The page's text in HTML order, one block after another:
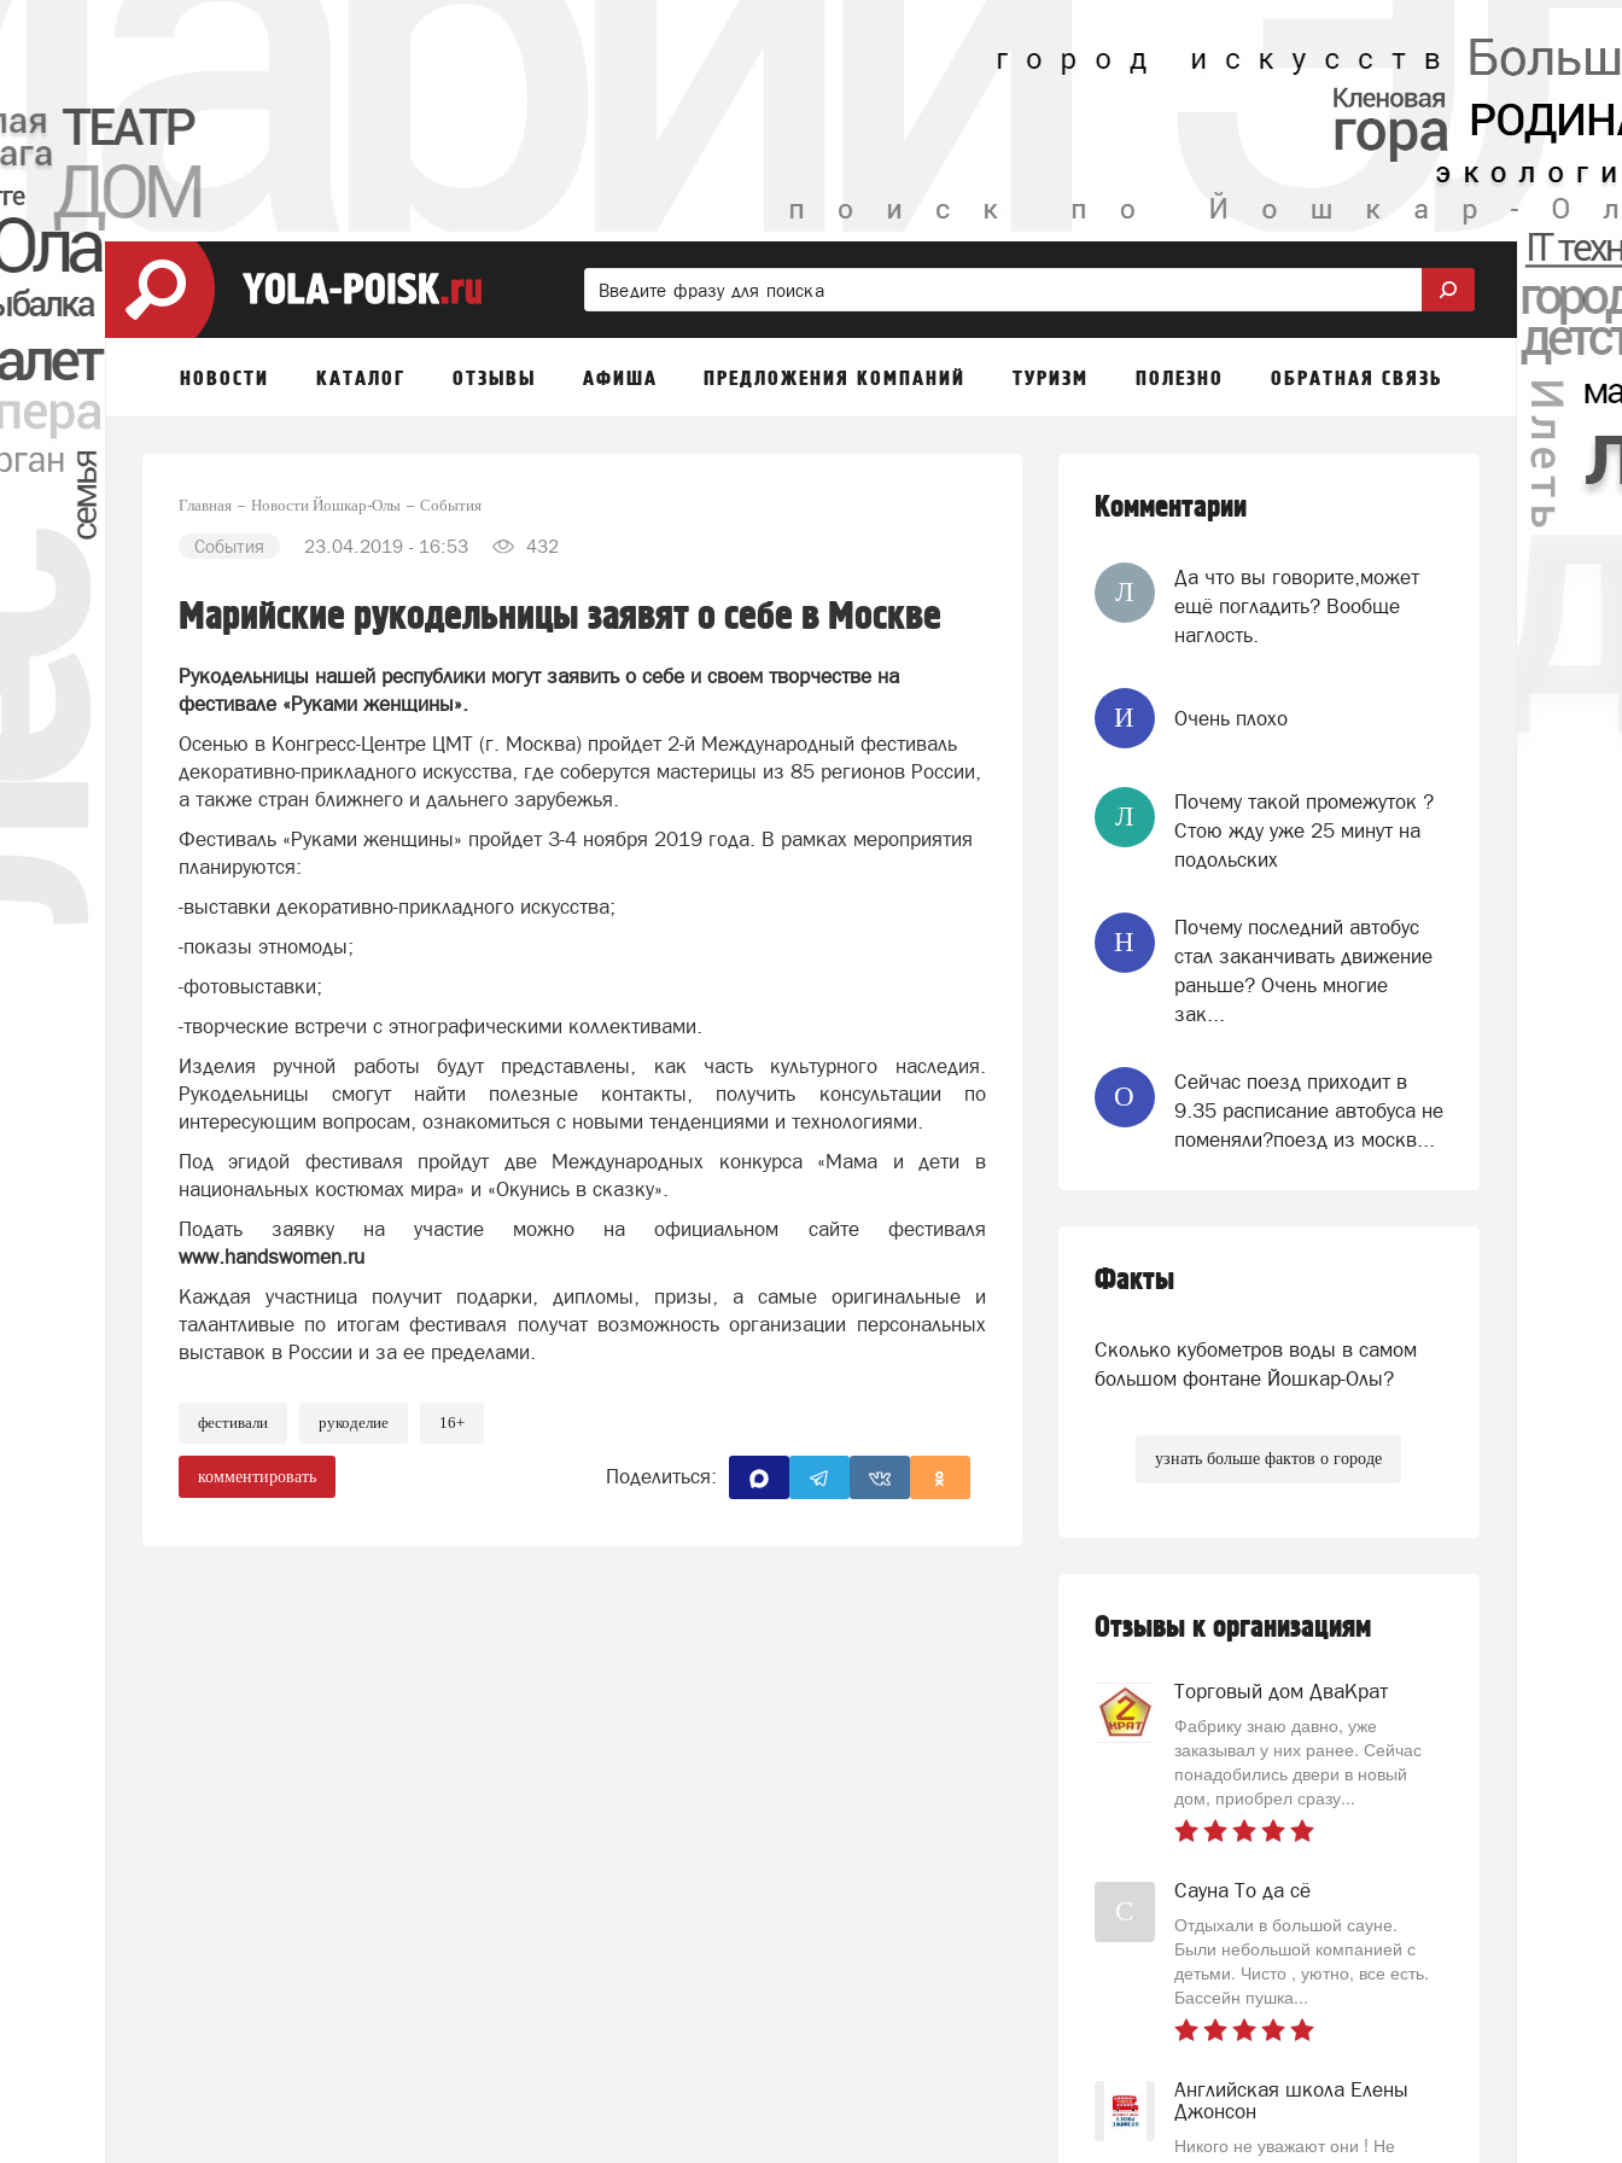
НОВОСТИ КАТАЛОГ ОТЗЫВЫ АФИША ПРЕДЛОЖЕНИЯ КОМПАНИЙ ТУРИЗМ ПОЛЕЗНО ОБРАТНАЯ СВЯЗЬ
Главная Новости Йошкар-Олы События
События 23.04.2019 - 16:53 432
Марийские рукодельницы заявят о себе в Москве
Рукодельницы нашей республики могут заявить о себе и своем творчестве на
фестивале «Руками женщины».
Осенью в Конгресс-Центре ЦМТ (г. Москва) пройдет 2-й Международный фестиваль
декоративно-прикладного искусства, где соберутся мастерицы из 85 регионов России,
а также стран ближнего и дальнего зарубежья.
Фестиваль «Руками женщины» пройдет 3-4 ноября 2019 года. В рамках мероприятия
планируются:
-выставки декоративно-прикладного искусства;
-показы этномоды;
-фотовыставки;
-творческие встречи с этнографическими коллективами.
Изделия ручной работы будут представлены, как часть культурного наследия.
Рукодельницы смогут найти полезные контакты, получить консультации по
интересующим вопросам, ознакомиться с новыми тенденциями и технологиями.
Под эгидой фестиваля пройдут две Международных конкурса «Мама и дети в
национальных костюмах мира» и «Окунись в сказку».
Подать заявку на участие можно на официальном сайте фестиваля
www.handswomen.ru
Каждая участница получит подарки, дипломы, призы, а самые оригинальные и
талантливые по итогам фестиваля получат возможность организации персональных
выставок в России и за ее пределами.
фестивали рукоделие 16+
комментировать Поделиться:
Комментарии
Л
Да что вы говорите,может
ещё погладить? Вообще
наглость.
И Очень плохо
Л
Почему такой промежуток ?
Стою жду уже 25 минут на
подольских
Н
Почему последний автобус
стал заканчивать движение
раньше? Очень многие
зак...
О
Сейчас поезд приходит в
9.35 расписание автобуса не
поменяли?поезд из москв...
Факты
Сколько кубометров воды в самом
большом фонтане Йошкар-Олы?
узнать больше фактов о городе
Отзывы к организациям
Торговый дом ДваКрат
Фабрику знаю давно, уже
заказывал у них ранее. Сейчас
понадобились двери в новый
дом, приобрел сразу...
С
Сауна То да сё
Отдыхали в большой сауне.
Были небольшой компанией с
детьми. Чисто , уютно, все есть.
Бассейн пушка...
Английская школа Елены
Джонсон
Никого не уважают они ! Не